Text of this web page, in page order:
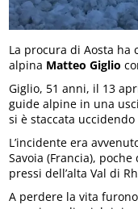
La procura di Aosta
alpina Matteo Giglio
Giglio, 51 anni, il 13
guide alpine in una
si è staccata
L’incidente era
Savoia (Francia),
pressi dell’alta Val di
A perdere la vita furono